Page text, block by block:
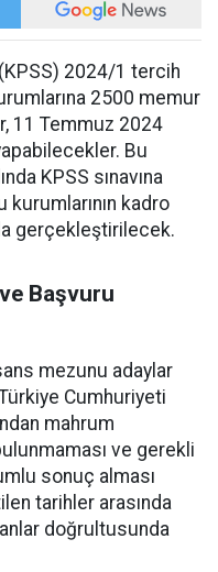
2024/1 tercih
2500 memur
11 Temmuz 2024
Bu
KPSS sınavına
kurumlarının kadro
gerçekleştirilecek.
Başvuru
mezunu adaylar
Cumhuriyeti
mahrum
ve gerekli
sonuç alması
tarihler arasında
doğrultusunda